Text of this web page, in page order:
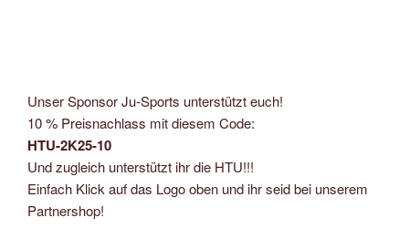
Unser Sponsor Ju-Sports unterstützt euch!
10 % Preisnachlass mit diesem Code:
HTU-2K25-10
Und zugleich unterstützt ihr die HTU!!!
Einfach Klick auf das Logo oben und ihr seid bei unserem
Partnershop!